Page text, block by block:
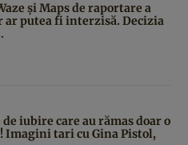
și Maps de raportare a
ar putea fi interzisă. Decizia
iubire care au rămas doar o
tari cu Gina Pistol,